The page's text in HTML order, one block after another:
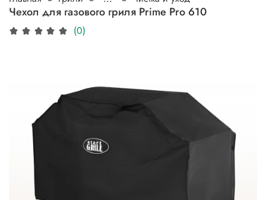
Чехол для газового гриля Prime Pro 610
(0)